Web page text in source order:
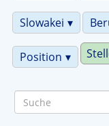
Slowakei
Position